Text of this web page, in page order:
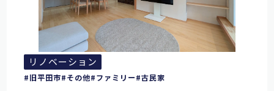
リノベーション
旧平田市 その他 ファミリー 古民家